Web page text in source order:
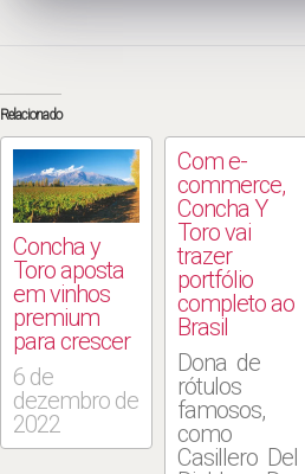
Relacionado
Concha y
Toro aposta
em vinhos
premium
para crescer
6 de
dezembro de
2022
Com e-
commerce,
Concha Y
Toro vai
trazer
portfólio
completo ao
Brasil
Dona de
rótulos
famosos,
como
Casillero Del